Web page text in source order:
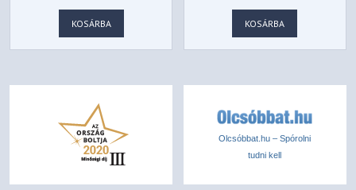
KOSÁRBA KOSÁRBA
Olcsóbbat.hu – Spórolni
tudni kell